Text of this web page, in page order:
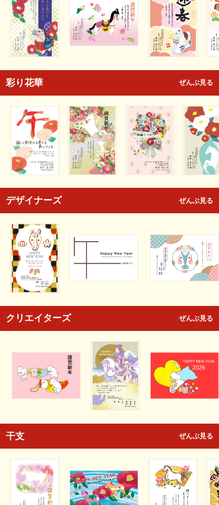
彩り花華 ぜんぶ見る
デザイナーズ ぜんぶ見る
クリエイターズ ぜんぶ見る
干支 ぜんぶ見る